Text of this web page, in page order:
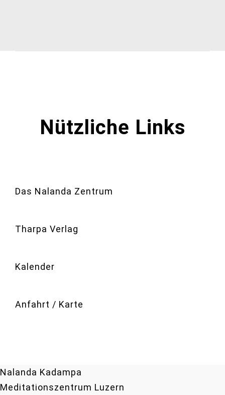
Nützliche Links
Das Nalanda Zentrum
Tharpa Verlag
Kalender
Anfahrt / Karte
Nalanda Kadampa
Meditationszentrum Luzern